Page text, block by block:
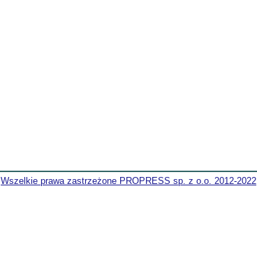
Wszelkie prawa zastrzeżone PROPRESS sp. z o.o. 2012-2022